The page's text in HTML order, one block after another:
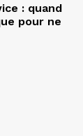
: quand
pour ne